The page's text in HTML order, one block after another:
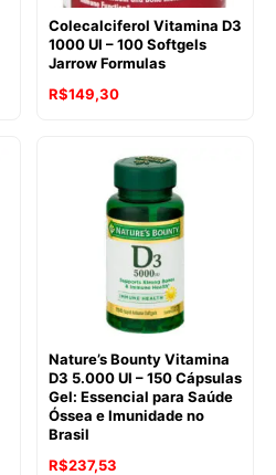
Colecalciferol Vitamina D3
1000 UI – 100 Softgels
Jarrow Formulas
O
R$165,30.
R$149,30O
R$149,30.
Nature’s Bounty Vitamina
D3 5.000 UI – 150 Cápsulas
Gel: Essencial para Saúde
Óssea e Imunidade no
Brasil
R$237,53